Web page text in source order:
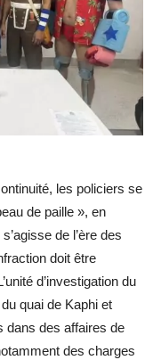
les policiers se
de paille », en
s’agisse de l’ère des
doit être
d’investigation du
quai de Kaphi et
dans des affaires de
des charges